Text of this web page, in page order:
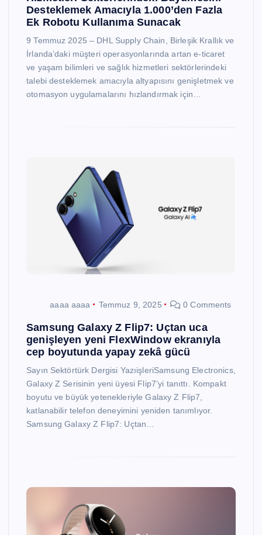
Desteklemek Amacıyla 1.000’den Fazla
Ek Robotu Kullanıma Sunacak
9 Temmuz 2025 – DHL Supply Chain, Birleşik Krallık ve
İrlanda’daki müşteri operasyonlarında artan e-ticaret
ve yaşam bilimleri ve sağlık hizmetleri sektörlerindeki
talebi desteklemek amacıyla altyapısını genişletmek ve
otomasyon uygulamalarını hızlandırmak için…
aaaa aaaa Temmuz 9, 2025 0 Comments
Samsung Galaxy Z Flip7: Uçtan uca
genişleyen yeni FlexWindow ekranıyla
cep boyutunda yapay zekâ gücü
Sayın Sektörtürk Dergisi YazıişleriSamsung Electronics,
Galaxy Z Serisinin yeni üyesi Flip7’yi tanıttı. Kompakt
boyutu ve büyük yetenekleriyle Galaxy Z Flip7,
katlanabilir telefon deneyimini yeniden tanımlıyor.
Samsung Galaxy Z Flip7: Uçtan…